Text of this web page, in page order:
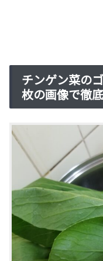
チンゲン菜の
枚の画像で徹